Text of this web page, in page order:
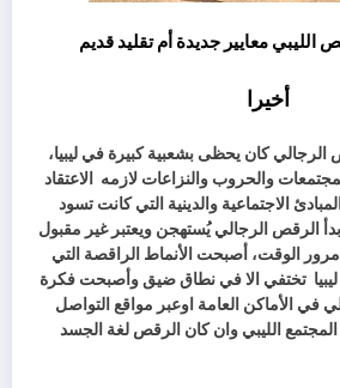
الليبي معايير جديدة أم تقليد قديم
أخيرا
كان يحظى بشعبية كبيرة في ليبيا،
والحروب والنزاعات لازمه الاعتقاد
الاجتماعية والدينية التي كانت تسود
الرقص الرجالي يُستهجن ويعتبر غير مقبول
الوقت، أصبحت الأنماط الراقصة التي
تختفي الا في نطاق ضيق وأصبحت فكرة
في الأماكن العامة اوعبر مواقع التواصل
الليبي وان كان الرقص لغة الجسد